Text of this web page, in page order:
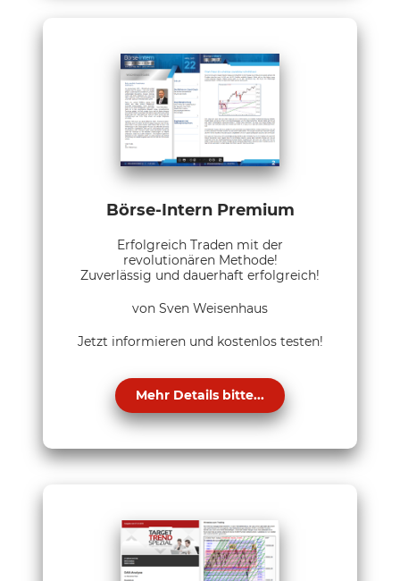
Börse-Intern Premium
Erfolgreich Traden mit der
revolutionären Methode!
Zuverlässig und dauerhaft erfolgreich!
von Sven Weisenhaus
Jetzt informieren und kostenlos testen!
Mehr Details bitte...